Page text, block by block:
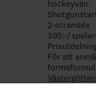
hockeyvän.
2-scramble
395:-/
För att